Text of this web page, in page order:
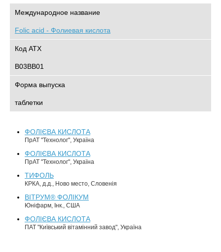
Международное название
Folic acid - Фолиевая кислота
Код АТХ
B03BB01
Форма выпуска
таблетки
ФОЛІЄВА КИСЛОТА
ПрАТ "Технолог", Україна
ФОЛІЄВА КИСЛОТА
ПрАТ "Технолог", Україна
ТИФОЛЬ
КРКА, д.д., Ново место, Словенія
ВІТРУМ® ФОЛІКУМ
Юніфарм, Інк., США
ФОЛІЄВА КИСЛОТА
ПАТ "Київський вітамінний завод", Україна